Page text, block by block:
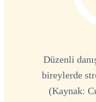
Düzenli
bireylerde
(Kaynak: